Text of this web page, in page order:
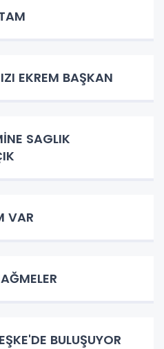
ASKERİZ ATAM
İSTANBUL'UN MUHAFIZI EKREM BAŞKAN
SAGLIK
VAR
NAĞMELER
SEVERLER BİLEŞKE'DE BULUŞUYOR